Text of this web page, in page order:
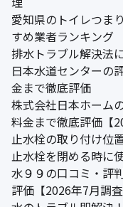
愛知県のトイレつま
すめ業者ランキング
排水トラブル解決法
日本水道センターの
金まで徹底評価
株式会社日本ホーム
料金まで徹底評価【
止水栓の取り付け位
止水栓を閉める時に
水９９の口コミ・評
評価【2026年7月調査